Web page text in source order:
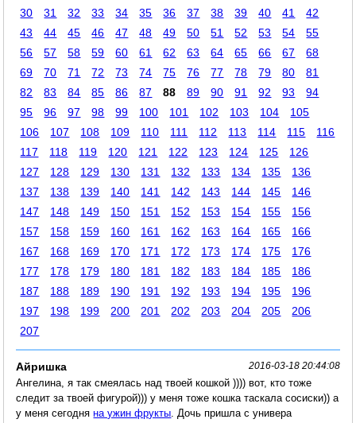
30
31 32 33 34 35 36 37 38 39 40 41
42
43
44 45 46 47 48 49 50 51 52 53 54
55
56
57 58 59 60 61 62 63 64 65 66 67
68
69
70 71 72 73 74 75 76 77 78 79 80
81
82
83 84 85 86 87 88 89 90 91 92 93
94
95
96 97 98 99 100 101 102 103 104
105
106
107 108 109 110 111 112 113 114 115
116
117
118 119 120 121 122 123 124 125
126
127
128 129 130 131 132 133 134 135
136
137
138 139 140 141 142 143 144 145
146
147
148 149 150 151 152 153 154 155
156
157
158 159 160 161 162 163 164 165
166
167
168 169 170 171 172 173 174 175
176
177
178 179 180 181 182 183 184 185
186
187
188 189 190 191 192 193 194 195
196
197
198 199 200 201 202 203 204 205
206
207
Айришка 2016-03-18 20:44:08
Ангелина, я так смеялась над твоей кошкой )))) вот, кто тоже
следит за твоей фигурой))) у меня тоже кошка таскала сосиски)) а
у меня сегодняна ужин фрукты . Дочь пришла с универа